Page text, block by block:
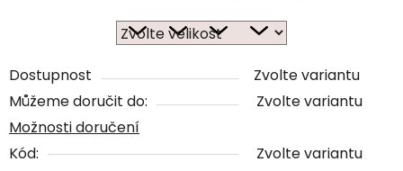
Dostupnost
Zvolte variantu
Můžeme doručit do:
Zvolte variantu
Možnosti doručení
Kód:
Zvolte variantu